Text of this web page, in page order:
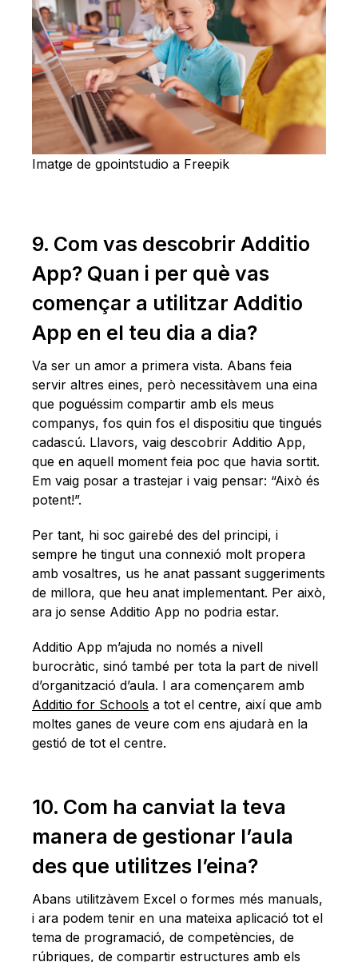
Imatge de gpointstudio a Freepik
9. Com vas descobrir Additio
App? Quan i per què vas
començar a utilitzar Additio
App en el teu dia a dia?
Va ser un amor a primera vista. Abans feia
servir altres eines, però necessitàvem una eina
que poguéssim compartir amb els meus
companys, fos quin fos el dispositiu que tingués
cadascú. Llavors, vaig descobrir Additio App,
que en aquell moment feia poc que havia sortit.
Em vaig posar a trastejar i vaig pensar: “Això és
potent!”.
Per tant, hi soc gairebé des del principi, i
sempre he tingut una connexió molt propera
amb vosaltres, us he anat passant suggeriments
de millora, que heu anat implementant. Per això,
ara jo sense Additio App no podria estar.
Additio App m’ajuda no només a nivell
burocràtic, sinó també per tota la part de nivell
d’organització d’aula. I ara començarem amb
Additio for Schools a tot el centre, així que amb
moltes ganes de veure com ens ajudarà en la
gestió de tot el centre.
10. Com ha canviat la teva
manera de gestionar l’aula
des que utilitzes l’eina?
Abans utilitzàvem Excel o formes més manuals,
i ara podem tenir en una mateixa aplicació tot el
tema de programació, de competències, de
rúbriques, de compartir estructures amb els